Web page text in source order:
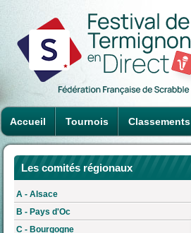
Accueil Tournois Classements
Les comités régionaux
A - Alsace
B - Pays d'Oc
C - Bourgogne